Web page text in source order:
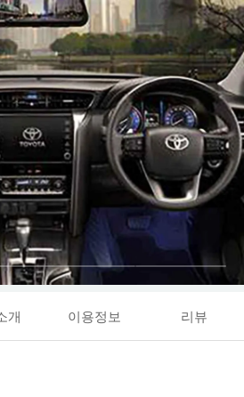
개 이용정보 리뷰